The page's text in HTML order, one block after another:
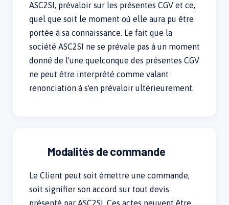
ASC2SI, prévaloir sur les présentes CGV et ce,
quel que soit le moment où elle aura pu être
portée à sa connaissance. Le fait que la
société ASC2SI ne se prévale pas à un moment
donné de l'une quelconque des présentes CGV
ne peut être interprété comme valant
renonciation à s'en prévaloir ultérieurement.
Modalités de commande
Le Client peut soit émettre une commande,
soit signifier son accord sur tout devis
présenté par ASC2SI. Ces actes peuvent être